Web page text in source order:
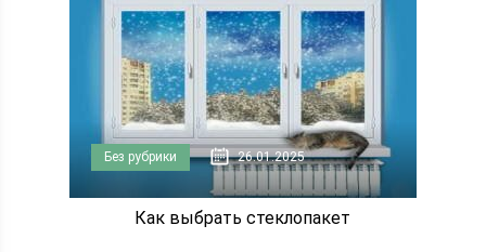
Без рубрики 26.01.2025
Как выбрать стеклопакет